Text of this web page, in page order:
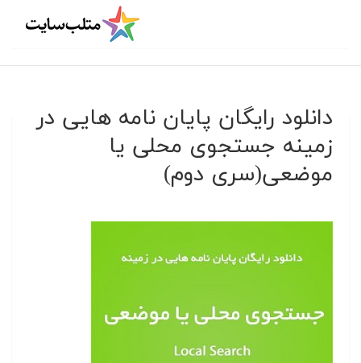
دانلود رایگان پایان نامه هایی در
زمینه جستجوی محلی یا
موضعی(سری دوم)